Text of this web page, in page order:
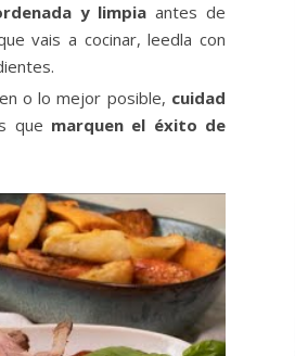
y limpia antes de
vais a cocinar, leedla con
o lo mejor posible, cuidad
que marquen el éxito de